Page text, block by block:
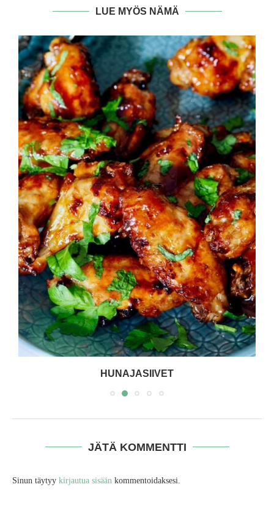
LUE MYÖS NÄMÄ
HUNAJASIIVET
JÄTÄ KOMMENTTI
Sinun täytyy kirjautua sisään kommentoidaksesi.